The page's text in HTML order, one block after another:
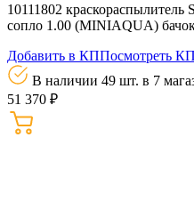
10111802
сопло 1.00 (MINIAQUA)
Добавить в КППосмотреть КП
В наличии 49 шт. в 7
51 370 ₽